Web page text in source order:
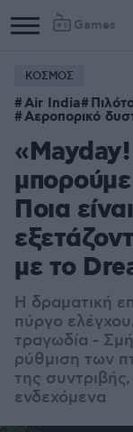
Games
ΚΟΣΜΟΣ
Air India
Αεροπορικό
Ποια
με το
Η δραματική
πύργο
τραγωδία -
ρύθμιση των
της
ενδεχόμενα